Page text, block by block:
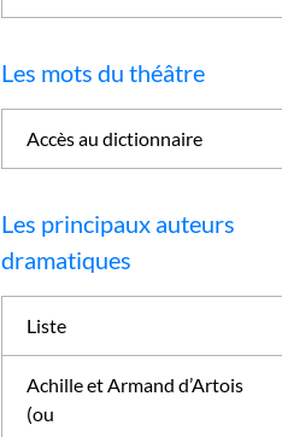
Les mots du théâtre
Accès au dictionnaire
Les principaux auteurs
dramatiques
Liste
Achille et Armand d’Artois
(ou